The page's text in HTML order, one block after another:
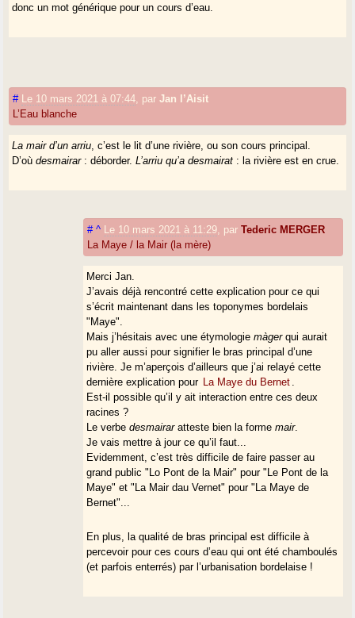
donc un mot générique pour un cours d’eau.
# Le 10 mars 2021 à 07:44 parJan l’Aisit
L’Eau blanche
La mair d’un arriu , c’est le lit d’une rivière, ou son cours principal.
D’oùdesmairar: déborder.L’arriu qu’a desmairat : la rivière est en crue.
# ^ Le 10 mars 2021 à 11:29 parTederic MERGER
La Maye / la Mair (la mère)
Merci Jan.
J’avais déjà rencontré cette explication pour ce qui
s’écrit maintenant dans les toponymes bordelais
"Maye".
Mais j’hésitais avec une étymologiemàgerqui aurait
pu aller aussi pour signifier le bras principal d’une
rivière. Je m’aperçois d’ailleurs que j’ai relayé cette
dernière explication pour
La Maye du Bernet
Est-il possible qu’il y ait interaction entre ces deux
racines ?
Le verbedesmairaratteste bien la formemair.
Je vais mettre à jour ce qu’il faut...
Evidemment, c’est très difficile de faire passer au
grand public "Lo Pont de la Mair" pour "Le Pont de la
Maye" et "La Mair dau Vernet" pour "La Maye de
Bernet"...
En plus, la qualité de bras principal est difficile à
percevoir pour ces cours d’eau qui ont été chamboulés
(et parfois enterrés) par l’urbanisation bordelaise !